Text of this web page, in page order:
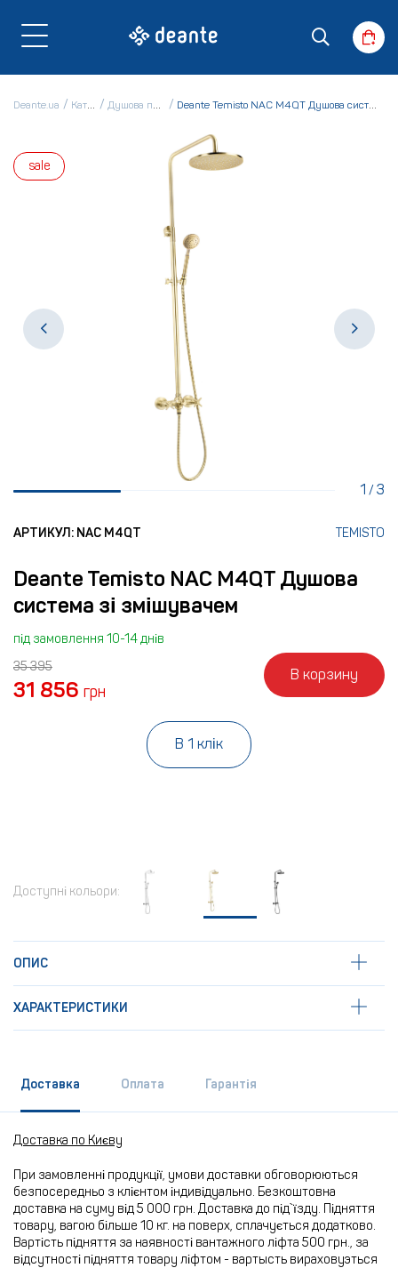
Deante.ua Каталог Душова програма Deante Temisto NAC M4QT Душова система зі змішувачем
sale
1 /3
АРТИКУЛ: NAC M4QT TEMISTO
Deante Temisto NAC M4QT Душова
система зі змішувачем
під замовлення 10-14 днів
35 395
31 856 грн
В корзину
В 1 клік
Доступні кольори:
ОПИС
ХАРАКТЕРИСТИКИ
Доставка Оплата Гарантія
Доставка по Києву
При замовленні продукції, умови доставки обговорюються
безпосередньо з клієнтом індивідуально. Безкоштовна
доставка на суму від 5 000 грн. Доставка до під`їзду. Підняття
товару, вагою більше 10 кг. на поверх, сплачується додатково.
Вартість підняття за наявності вантажного ліфта 500 грн., за
відсутності підняття товару ліфтом - вартысть вираховуэться